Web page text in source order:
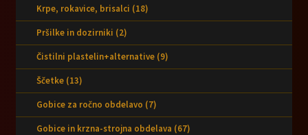
Krpe, rokavice, brisalci (18)
Pršilke in dozirniki (2)
Čistilni plastelin+alternative (9)
Ščetke (13)
Gobice za ročno obdelavo (7)
Gobice in krzna-strojna obdelava (67)